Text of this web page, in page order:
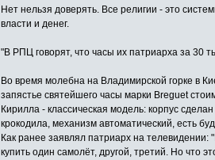
Нет нельзя доверять. Все религии - это
власти и денег.
"В РПЦ говорят, что часы их патриарха за 30
Во время молебна на Владимирской горке в
запястье святейшего часы марки Breguet
Кирилла - классическая модель: корпус
крокодила, механизм автоматический, есть
Как ранее заявлял патриарх на
купить один самолёт, другой, третий. Но что